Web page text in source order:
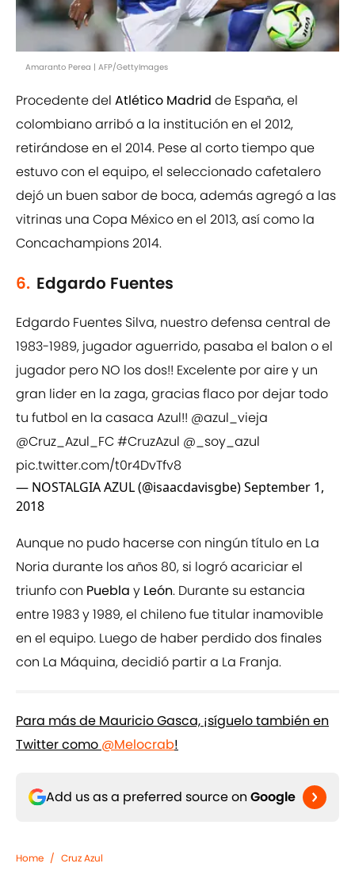
Amaranto Perea | AFP/GettyImages
Procedente del Atlético Madrid de España, el
colombiano arribó a la institución en el 2012,
retirándose en el 2014. Pese al corto tiempo que
estuvo con el equipo, el seleccionado cafetalero
dejó un buen sabor de boca, además agregó a las
vitrinas una Copa México en el 2013, así como la
Concachampions 2014.
6. Edgardo Fuentes
Edgardo Fuentes Silva, nuestro defensa central de
1983-1989, jugador aguerrido, pasaba el balon o el
jugador pero NO los dos!! Excelente por aire y un
gran lider en la zaga, gracias flaco por dejar todo
tu futbol en la casaca Azul!! @azul_vieja
@Cruz_Azul_FC#CruzAzul @_soy_azul
pic.twitter.com/t0r4DvTfv8
— NOSTALGIA AZUL (@isaacdavisgbe)September 1,
2018
Aunque no pudo hacerse con ningún título en La
Noria durante los años 80, si logró acariciar el
triunfo con Puebla y León. Durante su estancia
entre 1983 y 1989, el chileno fue titular inamovible
en el equipo. Luego de haber perdido dos finales
con La Máquina, decidió partir a La Franja.
Para más de Mauricio Gasca, ¡síguelo también en
Twitter como @Melocrab!
Add us as a preferred source on Google
Home / Cruz Azul